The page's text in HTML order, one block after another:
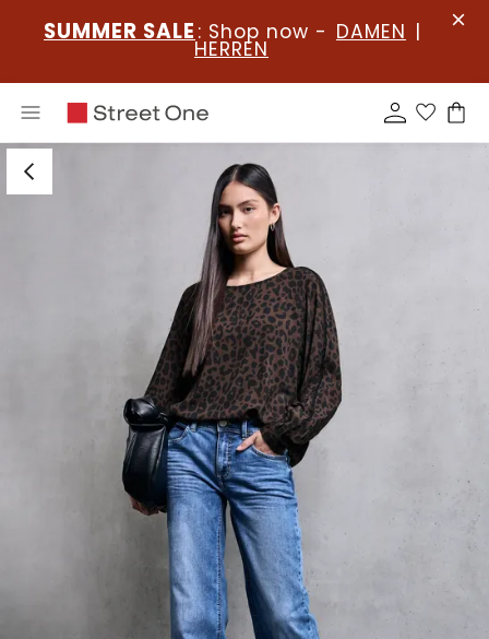
SUMMER SALE : Shop now - DAMEN |
HERREN